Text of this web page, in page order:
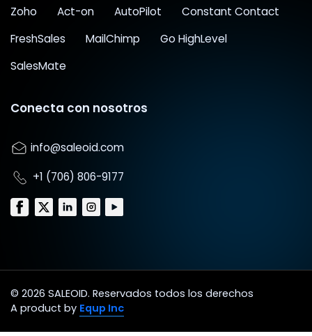
Zoho
Act-on AutoPilot
Constant Contact
FreshSales
MailChimp
Go HighLevel
SalesMate
Conecta con nosotros
info@saleoid.com
+1 (706) 806-9177
© 2026 SALEOID. Reservados todos los derechos
A product by Equp Inc